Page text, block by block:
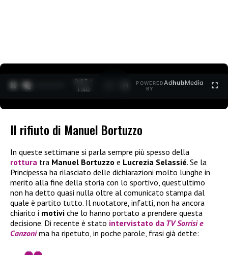
0:27 /
1:40
POWERED
BY
AdhubMedia
Il rifiuto di Manuel Bortuzzo
In queste settimane si parla sempre più spesso della
rottura tra Manuel Bortuzzo e Lucrezia Selassié. Se la
Principessa ha rilasciato delle dichiarazioni molto lunghe in
merito alla fine della storia con lo sportivo, quest’ultimo
non ha detto quasi nulla oltre al comunicato stampa dal
quale è partito tutto. Il nuotatore, infatti, non ha ancora
chiarito i motivi che lo hanno portato a prendere questa
decisione. Di recente è stato intervistato da TV Sorrisi e
Canzonima ha ripetuto, in poche parole, frasi già dette: